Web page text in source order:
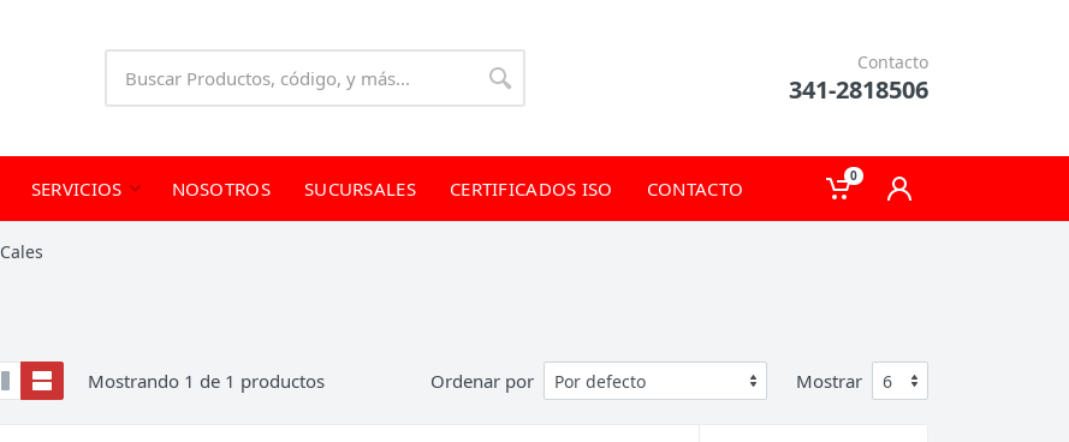
Contacto
341-2818506
SERVICIOS NOSOTROS SUCURSALES CERTIFICADOS ISO CONTACTO
0
Cales
Mostrando 1 de 1 productos Ordenar por Mostrar